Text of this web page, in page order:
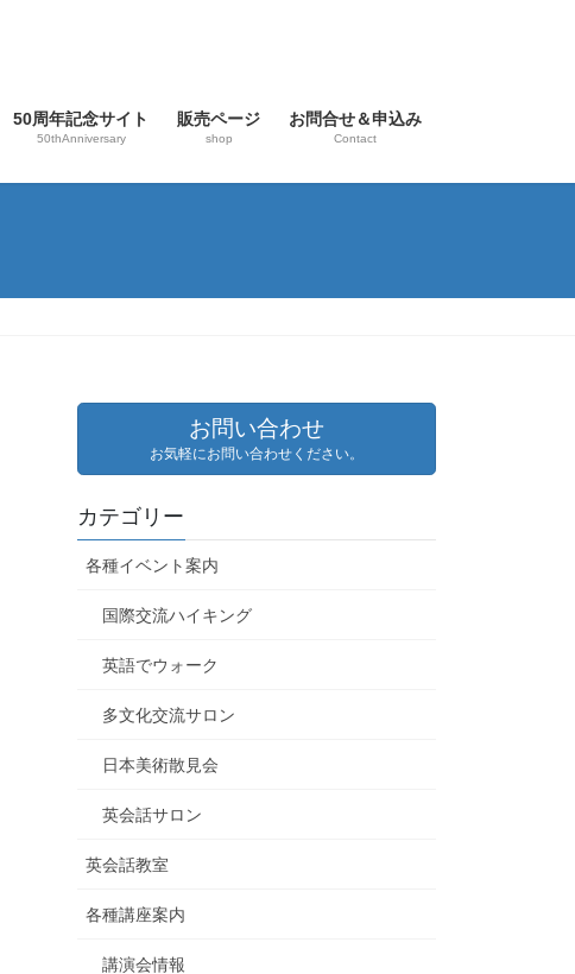
50周年記念サイト
50thAnniversary
販売ページ
shop
お問合せ＆申込み
Contact
お問い合わせ
お気軽にお問い合わせください。
カテゴリー
各種イベント案内
国際交流ハイキング
英語でウォーク
多文化交流サロン
日本美術散見会
英会話サロン
英会話教室
各種講座案内
講演会情報